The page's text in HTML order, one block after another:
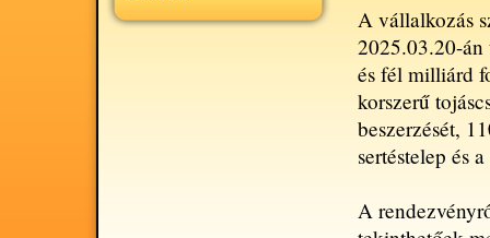
A vállalkozás
2025.03.20-án
és fél milliárd
korszerű
beszerzését,
sertéstelep és
A